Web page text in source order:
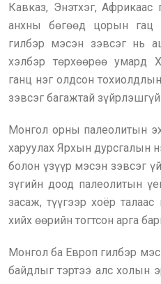
Кавказ, Энэтхэг,
анхны бөгөөд цорын
гилбэр мэсэн зэвсэг нь
хэлбэр төрхөөрөө умард
ганц нэг олдсон
зэвсэг багажтай
Монгол орны палеолитын
харуулах Ярхын дурсгалын
болон үзүүр мэсэн зэвсэг
зүгийн доод палеолитын
засаж, түүгээр хоёр
хийх өөрийн тогтсон арга
Монгол ба Европ гилбэр
байдлыг тэртээ алс холын